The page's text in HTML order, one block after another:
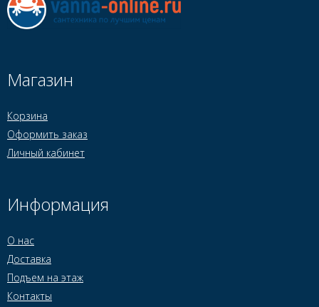
Магазин
Корзина
Оформить заказ
Личный кабинет
Информация
О нас
Доставка
Подъем на этаж
Контакты